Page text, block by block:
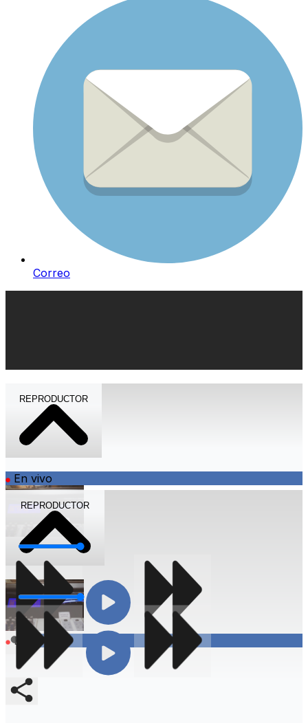
Correo
REPRODUCTOR
En vivo
Volumen
Compartir
REPRODUCTOR
En vivo
Volumen
Compartir